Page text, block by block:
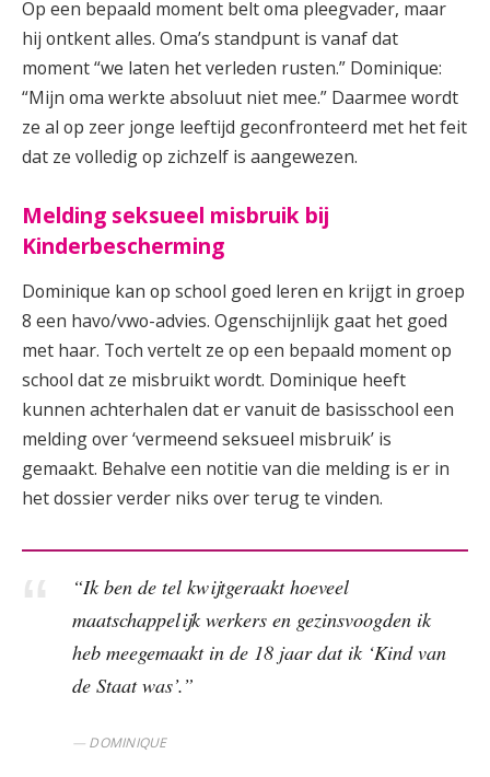
Op een bepaald moment belt oma pleegvader, maar
hij ontkent alles. Oma’s standpunt is vanaf dat
moment “we laten het verleden rusten.” Dominique:
“Mijn oma werkte absoluut niet mee.” Daarmee wordt
ze al op zeer jonge leeftijd geconfronteerd met het feit
dat ze volledig op zichzelf is aangewezen.
Melding seksueel misbruik bij
Kinderbescherming
Dominique kan op school goed leren en krijgt in groep
8 een havo/vwo-advies. Ogenschijnlijk gaat het goed
met haar. Toch vertelt ze op een bepaald moment op
school dat ze misbruikt wordt. Dominique heeft
kunnen achterhalen dat er vanuit de basisschool een
melding over ‘vermeend seksueel misbruik’ is
gemaakt. Behalve een notitie van die melding is er in
het dossier verder niks over terug te vinden.
“Ik ben de tel kwijtgeraakt hoeveel
maatschappelijk werkers en gezinsvoogden ik
heb meegemaakt in de 18 jaar dat ik ‘Kind van
de Staat was’.”
DOMINIQUE